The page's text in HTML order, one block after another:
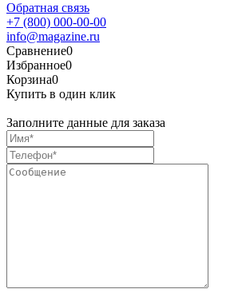
Обратная связь
+7 (800) 000-00-00
info@magazine.ru
Сравнение0
Избранное0
Корзина0
Купить в один клик
Заполните данные для заказа